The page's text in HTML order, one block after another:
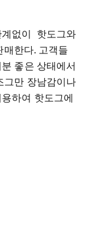
계없이 핫도그와
매한다. 고객들
좋은 상태에서
그만 장남감이나
하여 핫도그에